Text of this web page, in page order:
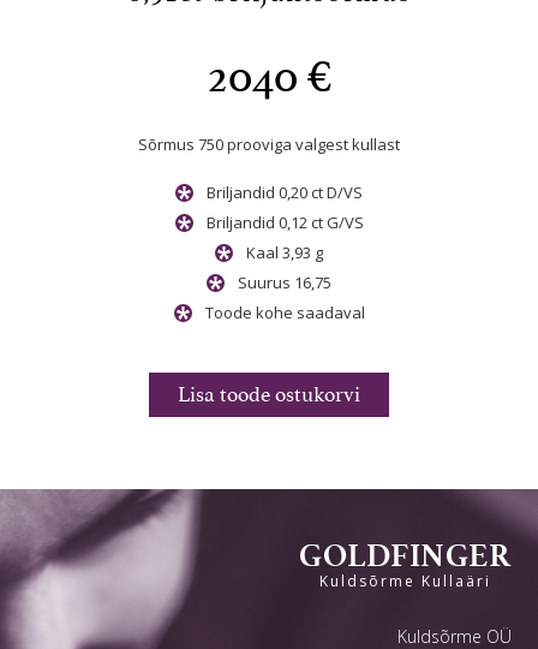
2040 €
Sõrmus 750 prooviga valgest kullast
Briljandid 0,20 ct D/VS
Briljandid 0,12 ct G/VS
Kaal 3,93 g
Suurus 16,75
Toode kohe saadaval
Lisa toode ostukorvi
GOLDFINGER
Kuldsõrme Kullaäri
Kuldsõrme OÜ